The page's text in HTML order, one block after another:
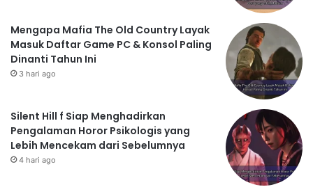
Mengapa Mafia The Old Country Layak
Masuk Daftar Game PC & Konsol Paling
Dinanti Tahun Ini
3 hari ago
Silent Hill f Siap Menghadirkan
Pengalaman Horor Psikologis yang
Lebih Mencekam dari Sebelumnya
4 hari ago